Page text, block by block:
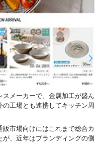
メーカーで、金属加工が盛ん
工場とも連携してキッチン周
市場向けにはこれまで総合カ
、近年はブランディングの側